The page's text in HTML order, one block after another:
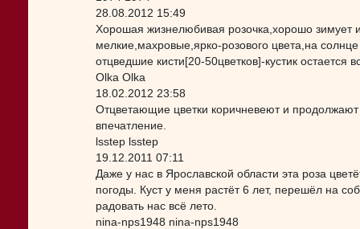
28.08.2012 15:49
Хорошая жизнелюбивая розочка,хорошо зимует и
мелкие,махровые,ярко-розового цвета,на
отцведшие кисти[20-50цветков]-кустик остается
Olka Olka
18.02.2012 23:58
Отцветающие цветки коричневеют и продолжают
впечатление.
lsstep lsstep
19.12.2011 07:11
Даже у нас в Ярославской области эта роза
погоды. Куст у меня растёт 6 лет, перешёл на
радовать нас всё лето.
nina-nps1948 nina-nps1948